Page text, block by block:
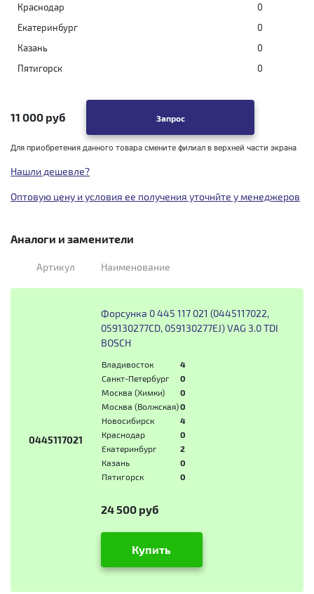
Краснодар
0
Екатеринбург
0
Казань
0
Пятигорск
0
11 000 руб Запрос
Для приобретения данного товара смените филиал в верхней части экрана
Нашли дешевле?
Оптовую цену и условия ее получения уточнйте у менеджеров
Аналоги и заменители
Артикул Наименование
0445117021
Форсунка 0 445 117 021 (0445117022,
059130277CD, 059130277EJ) VAG 3.0 TDI
BOSCH
Владивосток
4
Санкт-Петербург
0
Москва (Химки)
0
Москва (Волжская)0
Новосибирск
4
Краснодар
0
Екатеринбург
2
Казань
0
Пятигорск
0
24 500 руб
Купить